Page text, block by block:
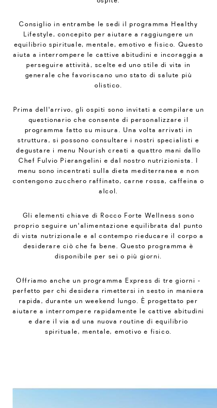
Consiglio in entrambe le sedi il programma Healthy
Lifestyle, concepito per aiutare a raggiungere un
equilibrio spirituale, mentale, emotivo e fisico. Questo
aiuta a interrompere le cattive abitudini e incoraggia a
perseguire attività, scelte ed uno stile di vita in
generale che favoriscano uno stato di salute più
olistico.
Prima dell'arrivo, gli ospiti sono invitati a compilare un
questionario che consente di personalizzare il
programma fatto su misura. Una volta arrivati in
struttura, si possono consultare i nostri specialisti e
degustare i menu Nourish creati a quattro mani dallo
Chef Fulvio Pierangelini e dal nostro nutrizionista. I
menu sono incentrati sulla dieta mediterranea e non
contengono zucchero raffinato, carne rossa, caffeina o
alcol.
Gli elementi chiave di Rocco Forte Wellness sono
proprio seguire un'alimentazione equilibrata dal punto
di vista nutrizionale e al contempo rieducare il corpo a
desiderare ciò che fa bene. Questo programma è
disponibile per sei o più giorni.
Offriamo anche un programma Express di tre giorni -
perfetto per chi desidera rimettersi in sesto in maniera
rapida, durante un weekend lungo. È progettato per
aiutare a interrompere rapidamente le cattive abitudini
e dare il via ad una nuova routine di equilibrio
spirituale, mentale, emotivo e fisico.